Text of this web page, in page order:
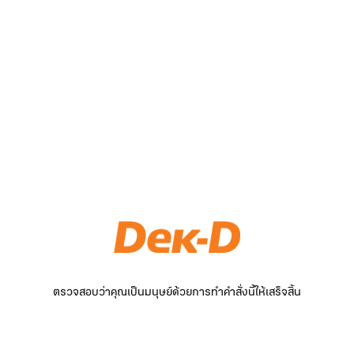
ตรวจสอบว่าคุณเป็นมนุษย์ด้วยการทำคำสั่งนี้ให้เสร็จสิ้น